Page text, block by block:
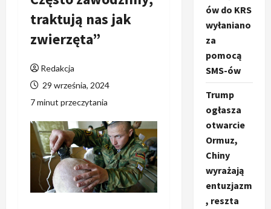
traktują nas jak
zwierzęta”
Redakcja
29 września, 2024
7 minut przeczytania
ów do KRS
wyłaniano
za
pomocą
SMS-ów
Trump
ogłasza
otwarcie
Ormuz,
Chiny
wyrażają
entuzjazm
, reszta